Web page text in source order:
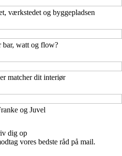
værkstedet og byggepladsen
bar, watt og flow?
matcher dit interiør
og Juvel
dig op
vores bedste råd på mail.